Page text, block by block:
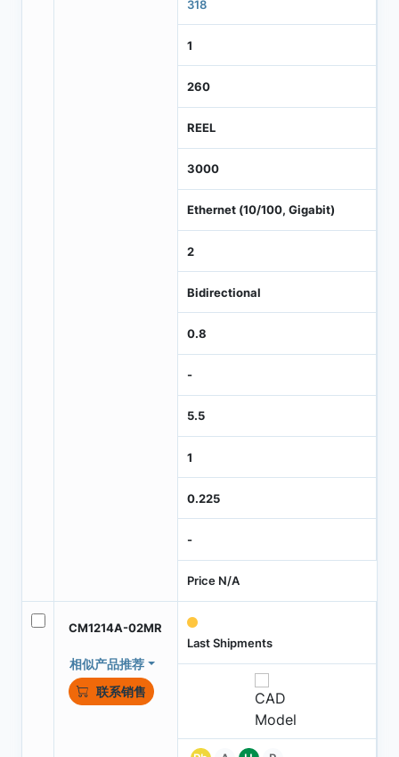
318
1
260
REEL
3000
Ethernet (10/100, Gigabit)
2
Bidirectional
0.8
-
5.5
1
0.225
-
Price N/A
CM1214A-02MR
相似产品推荐
联系销售
Last Shipments